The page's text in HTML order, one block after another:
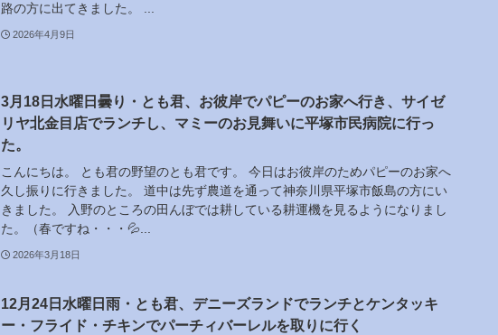
路の方に出てきました。 ...
2026年4月9日
3月18日水曜日曇り・とも君、お彼岸でパピーのお家へ行き、サイゼ
リヤ北金目店でランチし、マミーのお見舞いに平塚市民病院に行っ
た。
こんにちは。 とも君の野望のとも君です。 今日はお彼岸のためパピーのお家へ
久し振りに行きました。 道中は先ず農道を通って神奈川県平塚市飯島の方にい
きました。 入野のところの田んぼでは耕している耕運機を見るようになりまし
た。（春ですね・・・💦...
2026年3月18日
12月24日水曜日雨・とも君、デニーズランドでランチとケンタッキ
ー・フライド・チキンでパーチィバーレルを取りに行く